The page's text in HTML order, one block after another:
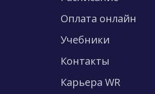
Оплата онлайн
Учебники
Контакты
Карьера WR